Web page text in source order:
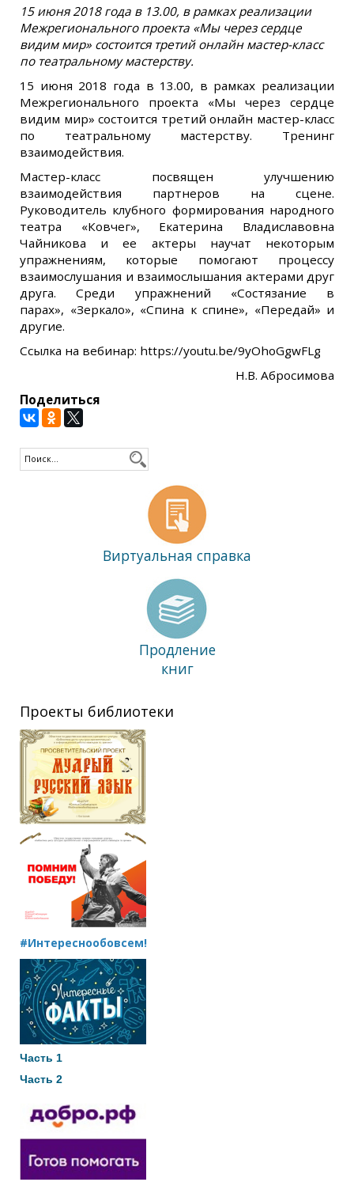
15 июня 2018 года в 13.00, в рамках реализации
Межрегионального проекта «Мы через сердце
видим мир» состоится третий онлайн мастер-класс
по театральному мастерству.
15 июня 2018 года в 13.00, в рамках реализации
Межрегионального проекта «Мы через сердце
видим мир» состоится третий онлайн мастер-класс
по театральному мастерству. Тренинг
взаимодействия.
Мастер-класс посвящен улучшению
взаимодействия партнеров на сцене.
Руководитель клубного формирования народного
театра «Ковчег», Екатерина Владиславовна
Чайникова и ее актеры научат некоторым
упражнениям, которые помогают процессу
взаимослушания и взаимослышания актерами друг
друга. Среди упражнений «Состязание в
парах», «Зеркало», «Спина к спине», «Передай» и
другие.
Ссылка на вебинар: https://youtu.be/9yOhoGgwFLg
Н.В. Абросимова
Поделиться
Виртуальная справка
Продление
книг
Проекты библиотеки
#Интереснообовсем!
Часть 1
Часть 2